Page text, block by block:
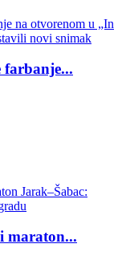
farbanje...
maraton...